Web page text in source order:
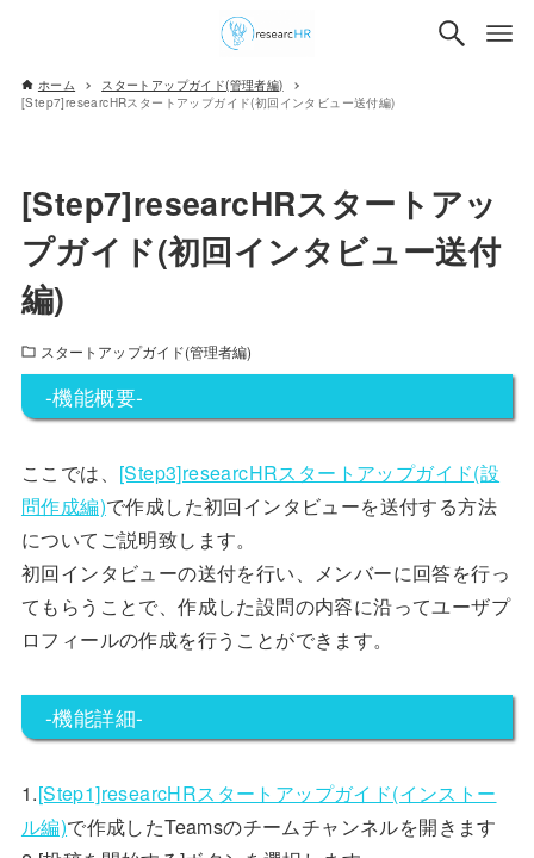
ホーム
スタートアップガイド(管理者編)
[Step7]researcHRスタートアップガイド(初回インタビュー送付編)
[Step7]researcHRスタートアッ
プガイド(初回インタビュー送付
編)
スタートアップガイド(管理者編)
-機能概要-
ここでは、 [Step3]researcHRスタートアップガイド(設
問作成編)で作成した初回インタビューを送付する方法
についてご説明致します。
初回インタビューの送付を行い、メンバーに回答を行っ
てもらうことで、作成した設問の内容に沿ってユーザプ
ロフィールの作成を行うことができます。
-機能詳細-
1.[Step1]researcHRスタートアップガイド(インストー
ル編)で作成したTeamsのチームチャンネルを開きます